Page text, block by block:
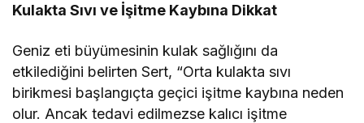
Kulakta Sıvı ve İşitme Kaybına Dikkat
Geniz eti büyümesinin kulak sağlığını da
etkilediğini belirten Sert, “Orta kulakta sıvı
birikmesi başlangıçta geçici işitme kaybına neden
olur. Ancak tedavi edilmezse kalıcı işitme